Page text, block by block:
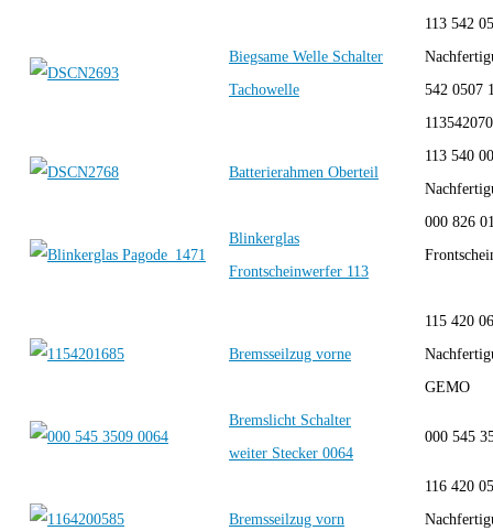
Biegsame Welle Schalter
Tachowelle
113 542
542 0507
Batterierahmen Oberteil
113 540
Blinkerglas
Frontscheinwerfer 113
000 826
Bremsseilzug vorne
115 420
GEMO
Bremslicht Schalter
weiter Stecker 0064
000 545
Bremsseilzug vorn
116 420